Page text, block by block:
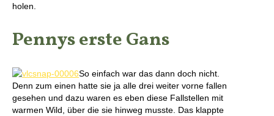
holen.
Pennys erste Gans
So einfach war das dann doch nicht.
Denn zum einen hatte sie ja alle drei weiter vorne fallen
gesehen und dazu waren es eben diese Fallstellen mit
warmen Wild, über die sie hinweg musste. Das klappte